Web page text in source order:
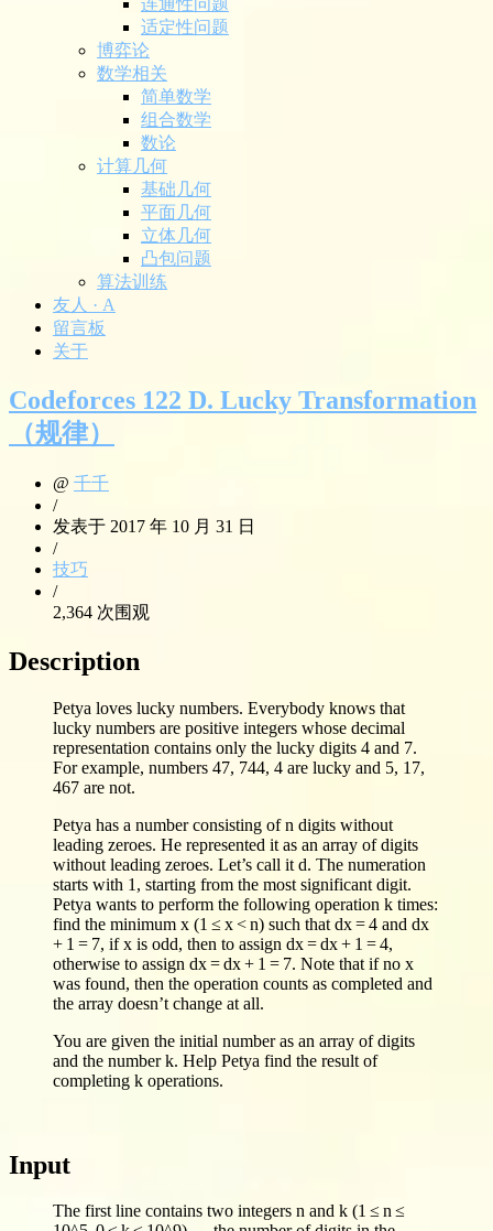
连通性问题
适定性问题
博弈论
数学相关
简单数学
组合数学
数论
计算几何
基础几何
平面几何
立体几何
凸包问题
算法训练
友人 · A
留言板
关于
Codeforces 122 D. Lucky Transformation
（规律）
@ 千千
/
发表于 2017 年 10 月 31 日
/
技巧
/
2,364 次围观
Description
Petya loves lucky numbers. Everybody knows that
lucky numbers are positive integers whose decimal
representation contains only the lucky digits 4 and 7.
For example, numbers 47, 744, 4 are lucky and 5, 17,
467 are not.
Petya has a number consisting of n digits without
leading zeroes. He represented it as an array of digits
without leading zeroes. Let’s call it d. The numeration
starts with 1, starting from the most significant digit.
Petya wants to perform the following operation k times:
find the minimum x (1 ≤ x < n) such that dx = 4 and dx
+ 1 = 7, if x is odd, then to assign dx = dx + 1 = 4,
otherwise to assign dx = dx + 1 = 7. Note that if no x
was found, then the operation counts as completed and
the array doesn’t change at all.
You are given the initial number as an array of digits
and the number k. Help Petya find the result of
completing k operations.
Input
The first line contains two integers n and k (1 ≤ n ≤